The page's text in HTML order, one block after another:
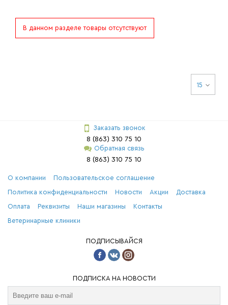
В данном разделе товары отсутствуют
15
Заказать звонок
8 (863) 310 75 10
Обратная связь
8 (863) 310 75 10
О компании Пользовательское соглашение
Политика конфиденциальности Новости Акции Доставка
Оплата Реквизиты Наши магазины Контакты
Ветеринарные клиники
ПОДПИСЫВАЙСЯ
ПОДПИСКА НА НОВОСТИ